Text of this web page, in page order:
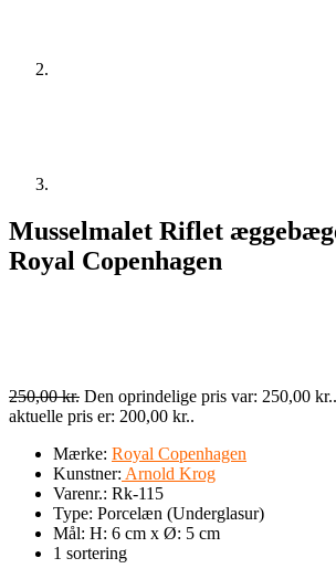
Musselmalet Riflet
Royal Copenhagen
250,00kr. Den oprindelige pris var: 250,00 kr..
aktuelle pris er: 200,00 kr..
Mærke: Royal Copenhagen
Kunstner: Arnold Krog
Varenr.: Rk-115
Type: Porcelæn (Underglasur)
Mål: H: 6 cm x Ø: 5 cm
1 sortering